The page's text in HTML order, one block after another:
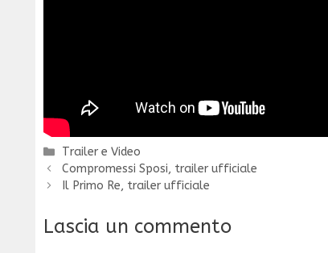
Categorie
Trailer e Video
Compromessi Sposi, trailer ufficiale
Il Primo Re, trailer ufficiale
Lascia un commento